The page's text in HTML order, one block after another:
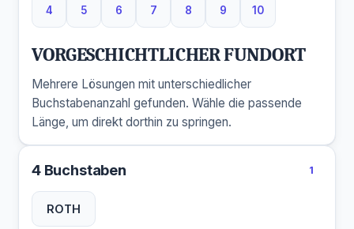
4
4 Buchstaben
5
5 Buchstaben
6
6 Buchstaben
7
7 Buchstaben
8
8 Buchstaben
9
9 Buchstaben
10
10 Buchstaben
VORGESCHICHTLICHER FUNDORT
Mehrere Lösungen mit unterschiedlicher
Buchstabenanzahl gefunden. Wähle die passende
Länge, um direkt dorthin zu springen.
4 Buchstaben 1
ROTH